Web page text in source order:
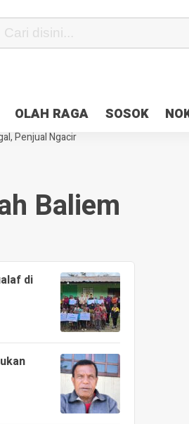
OLAH RAGA SOSOK
Pesan Sejuk Polri di Deklarasi Pemilu
Jayapura Cair 10 Persen, Deposit Kas
Penjual Ngacir
Baliem
di